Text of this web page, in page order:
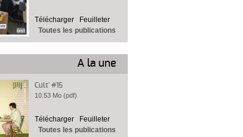
Télécharger
Feuilleter
Toutes les publications
A la une
Cult' #15
10.53 Mo (pdf)
Télécharger
Feuilleter
Toutes les publications